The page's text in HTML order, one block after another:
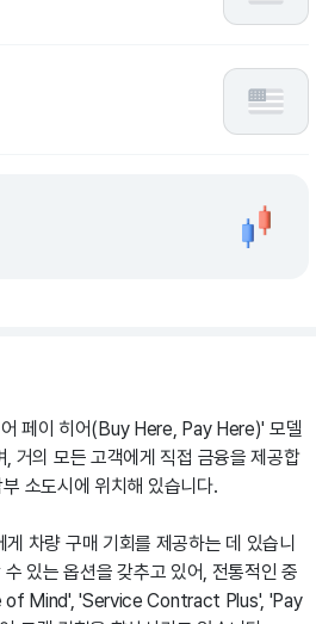
페이 히어(Buy Here, Pay Here)' 모델
거의 모든 고객에게 직접 금융을 제공합
소도시에 위치해 있습니다.
차량 구매 기회를 제공하는 데 있습니
있는 옵션을 갖추고 있어, 전통적인 중
of Mind', 'Service Contract Plus', 'Pay